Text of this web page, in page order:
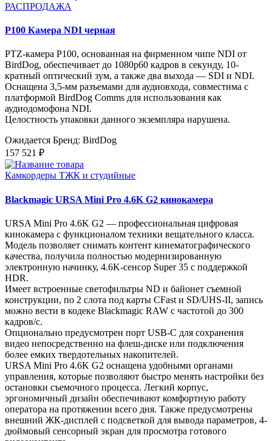
РАСПРОДАЖА
P100 Камера NDI черная
PTZ-камера P100, основанная на фирменном чипе NDI от
BirdDog, обеспечивает до 1080p60 кадров в секунду, 10-
кратный оптический зум, а также два выхода — SDI и NDI.
Оснащена 3,5-мм разъемами для аудиовхода, совместима с
платформой BirdDog Comms для использования как
аудиодомофона NDI.
Целостность упаковки данного экземпляра нарушена.
Ожидается Бренд: BirdDog
157 521 ₽
Камкордеры ТЖК и студийные
Blackmagic URSA Mini Pro 4.6K G2 кинокамера
URSA Mini Pro 4.6K G2 — профессиональная цифровая
кинокамера с функционалом техники вещательного класса.
Модель позволяет снимать контент кинематографического
качества, получила полностью модернизированную
электронную начинку, 4.6K-сенсор Super 35 с поддержкой
HDR.
Имеет встроенные светофильтры ND и байонет съемной
конструкции, по 2 слота под карты CFast и SD/UHS‑II, запись
можно вести в кодеке Blackmagic RAW с частотой до 300
кадров/с.
Опционально предусмотрен порт USB-C для сохранения
видео непосредственно на флеш-диске или подключения
более емких твердотельных накопителей.
URSA Mini Pro 4.6K G2 оснащена удобными органами
управления, которые позволяют быстро менять настройки без
остановки съемочного процесса. Легкий корпус,
эргономичный дизайн обеспечивают комфортную работу
оператора на протяжении всего дня. Также предусмотрены
внешний ЖК-дисплей с подсветкой для вывода параметров, 4-
дюймовый сенсорный экран для просмотра готового